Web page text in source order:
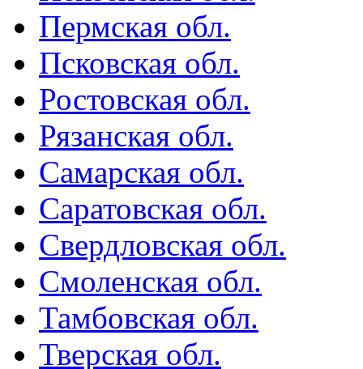
Пермская обл.
Псковская обл.
Ростовская обл.
Рязанская обл.
Самарская обл.
Саратовская обл.
Свердловская обл.
Смоленская обл.
Тамбовская обл.
Тверская обл.